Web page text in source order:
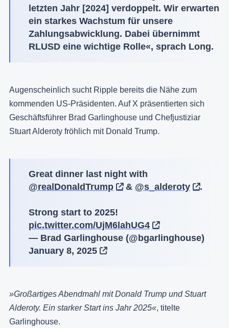
letzten Jahr [2024] verdoppelt. Wir erwarten
ein starkes Wachstum für unsere
Zahlungsabwicklung. Dabei übernimmt
RLUSD eine wichtige Rolle«, sprach Long.
Augenscheinlich sucht Ripple bereits die Nähe zum
kommenden US-Präsidenten. Auf X präsentierten sich
Geschäftsführer Brad Garlinghouse und Chefjustiziar
Stuart Alderoty fröhlich mit Donald Trump.
Great dinner last night with
@realDonaldTrump
& @s_alderoty .
Strong start to 2025!
pic.twitter.com/UjM6lahUG4
— Brad Garlinghouse (@bgarlinghouse)
January 8, 2025
»Großartiges Abendmahl mit Donald Trump und Stuart
Alderoty. Ein starker Start ins Jahr 2025«, titelte
Garlinghouse.